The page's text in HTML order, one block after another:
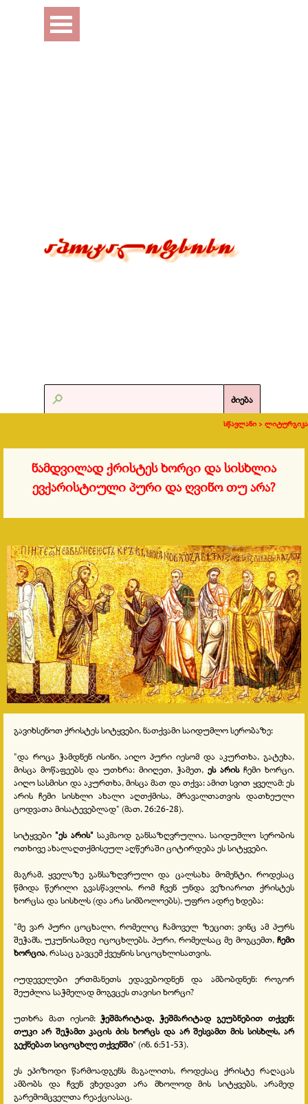
Перейти к контенту
Пропустить меню
ძიება
სწავლანი > ლიტურგიკა
ნამდვილად ქრისტეს ხორცი და სისხლია
ევქარისტიული პური და ღვინო თუ არა?
გავიხსენოთ ქრისტეს სიტყვები, ნათქვამი საიდუმლო სერობაზე:
"და როცა ჭამდნენ ისინი, აიღო პური იესომ და აკურთხა, გატეხა,
მისცა მოწაფეებს და უთხრა: მიიღეთ, ჭამეთ, ეს არისჩემი ხორცი.
აიღო სასმისი და აკურთხა, მისცა მათ და თქვა: ამით სვით ყველამ: ეს
არის ჩემი სისხლი ახალი აღთქმისა, მრავალთათვის დათხეული
ცოდვათა მისატევებლად" (მათ. 26:26-28).
სიტყვები "ეს არის" საკმაოდ განსაზღვრულია. საიდუმლო სერობის
ოთხივე ახალაღთქმისეულ აღწერაში ციტირდება ეს სიტყვები.
მაგრამ, ყველაზე განსაზღვრული და ცალსახა მომენტი, როდესაც
წმიდა წერილი გვასწავლის, რომ ჩვენ უნდა ვეზიაროთ ქრისტეს
ხორცსა და სისხლს (და არა სიმბოლოებს), უფრო ადრე ხდება:
"მე ვარ პური ცოცხალი, რომელიც ჩამოველ ზეცით; ვინც ამ პურს
შეჭამს, უკუნისამდე იცოცხლებს. პური, რომელსაც მე მოგცემთ, ჩემი
ხორცია, რასაც გავცემ ქვეყნის სიცოცხლისათვის.
იუდეველები ერთმანეთს ედავებოდნენ და ამბობდნენ: როგორ
შეუძლია საჭმელად მოგვცეს თავისი ხორცი?
უთხრა მათ იესომ: ჭეშმარიტად, ჭეშმარიტად გეუბნებით თქვენ:
თუკი არ შეჭამთ კაცის ძის ხორცს და არ შესვამთ მის სისხლს, არ
გექნებათ სიცოცხლე თქვენში" (ინ. 6:51-53).
ეს ეპიზოდი წარმოადგენს მაგალითს, როდესაც ქრისტე რაღაცას
ამბობს და ჩვენ ვხედავთ არა მხოლოდ მის სიტყვებს, არამედ
გარემომცველთა რეაქციასაც.